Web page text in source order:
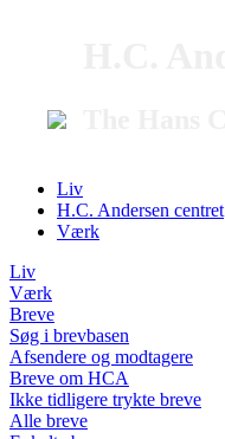
Liv
H.C. Andersen centret
Værk
Liv
Værk
Breve
Søg i brevbasen
Afsendere og modtagere
Breve om HCA
Ikke tidligere trykte breve
Alle breve